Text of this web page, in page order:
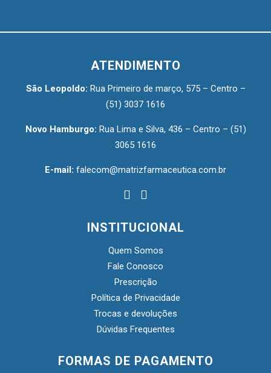
ATENDIMENTO
São Leopoldo: Rua Primeiro de março, 575 – Centro –
(51) 3037 1616
Novo Hamburgo: Rua Lima e Silva, 436 – Centro – (51)
3065 1616
E-mail: falecom@matrizfarmaceutica.com.br
INSTITUCIONAL
Quem Somos
Fale Conosco
Prescrição
Política de Privacidade
Trocas e devoluções
Dúvidas Frequentes
FORMAS DE PAGAMENTO